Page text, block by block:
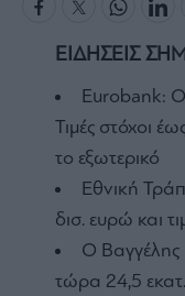
ΕΙΔΗΣΕΙΣ
Eurobank:
Τιμές στόχοι
το εξωτερικό
Εθνική
δισ. ευρώ και
Ο Βαγγέλης
τώρα 24,5 εκατ.